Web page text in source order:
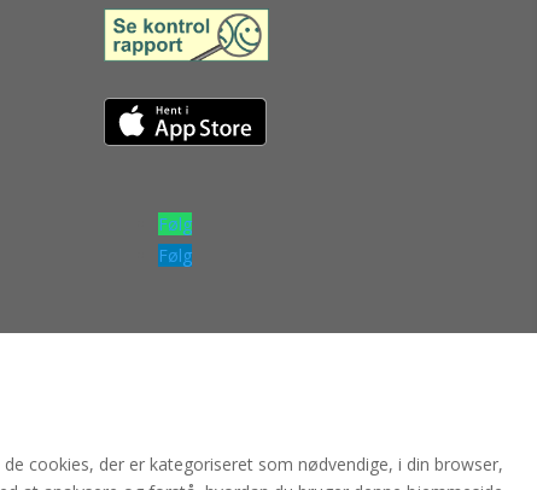
Følg
Følg
cookies, der er kategoriseret som nødvendige, i din browser,